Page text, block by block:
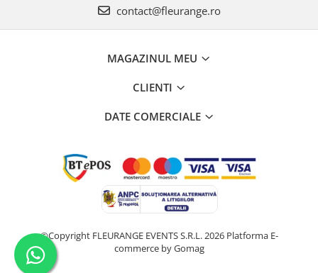
contact@fleurange.ro
MAGAZINUL MEU
CLIENTI
DATE COMERCIALE
©Copyright FLEURANGE EVENTS S.R.L. 2026 Platforma E-
commerce by Gomag